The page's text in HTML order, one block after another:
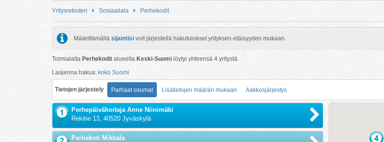
Yritysrekisteri Sosiaaliala Perhekodit
Määrittämällä sijaintisi voit järjestellä hakutulokset yrityksen etäisyyden mukaan.
Toimialalta Perhekodit alueelta Keski-Suomi löytyi yhteensä 4 yritystä.
Laajenna hakua: koko Suomi
Tietojen järjestely Parhaat osumat Lisätietojen määrän mukaan Aakkosjärjestys
Perhepäivähoitaja Anne Niinimäki
Rekitie 13, 40520 Jyväskylä
Perhekoti Mikkala